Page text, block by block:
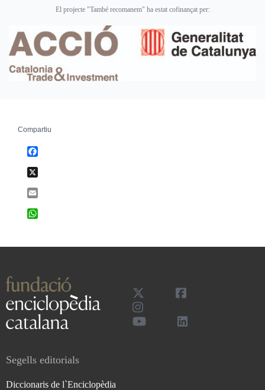
El projecte "També recomanem" ha estat cofinançat per:
Compartiu
Segells editorials
Diccionaris de l`Enciclopèdia